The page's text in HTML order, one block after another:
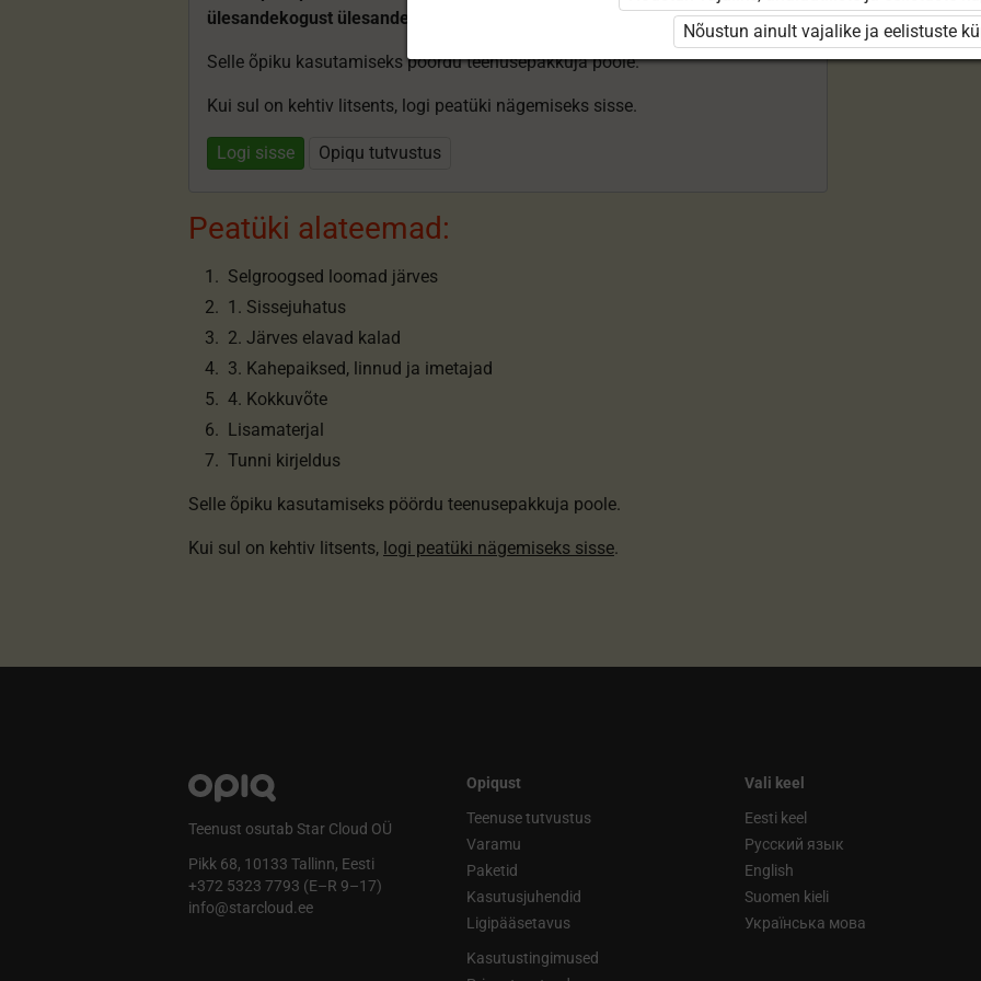
ülesandekogust ülesandeid.
Selle õpiku kasutamiseks pöördu teenusepakkuja poole.
Kui sul on kehtiv litsents, logi peatüki nägemiseks sisse.
Logi sisse Opiqu tutvustus
Peatüki alateemad:
Selgroogsed loomad järves
1. Sissejuhatus
2. Järves elavad kalad
3. Kahepaiksed, linnud ja imetajad
4. Kokkuvõte
Lisamaterjal
Tunni kirjeldus
Selle õpiku kasutamiseks pöördu teenusepakkuja poole.
Kui sul on kehtiv litsents, logi peatüki nägemiseks sisse.
Teenust osutab Star Cloud OÜ
Pikk 68, 10133 Tallinn, Eesti
+372 5323 7793 (E–R 9–17)
info@starcloud.ee
Opiqust
Teenuse tutvustus
Varamu
Paketid
Kasutusjuhendid
Ligipääsetavus
Kasutustingimused
Vali keel
Eesti keel
Русский язык
English
Suomen kieli
Українська мова
Nõustun ainult vajalike ja eelistuste